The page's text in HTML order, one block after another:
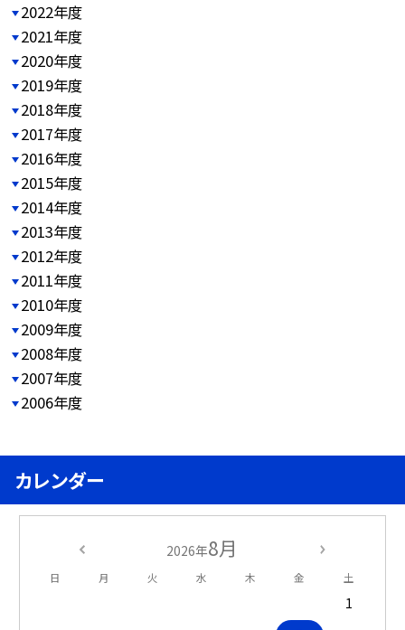
2022年度
2021年度
2020年度
2019年度
2018年度
2017年度
2016年度
2015年度
2014年度
2013年度
2012年度
2011年度
2010年度
2009年度
2008年度
2007年度
2006年度
カレンダー
2026年8月
日 月 火 水 木 金 土
1